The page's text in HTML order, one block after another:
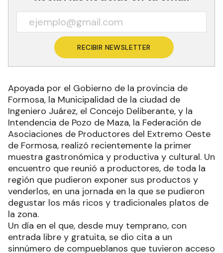
RECIBIR NEWSLETTER
Apoyada por el Gobierno de la provincia de
Formosa, la Municipalidad de la ciudad de
Ingeniero Juárez, el Concejo Deliberante, y la
Intendencia de Pozo de Maza, la Federación de
Asociaciones de Productores del Extremo Oeste
de Formosa, realizó recientemente la primer
muestra gastronómica y productiva y cultural. Un
encuentro que reunió a productores, de toda la
región que pudieron exponer sus productos y
venderlos, en una jornada en la que se pudieron
degustar los más ricos y tradicionales platos de
la zona.
Un día en el que, desde muy temprano, con
entrada libre y gratuita, se dio cita a un
sinnúmero de compueblanos que tuvieron acceso